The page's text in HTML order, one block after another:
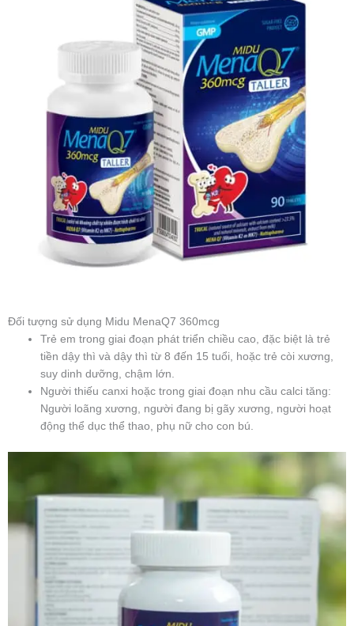
Đối tượng sử dụng Midu MenaQ7 360mcg
Trẻ em trong giai đoạn phát triển chiều cao, đặc biệt là trẻ
tiền dậy thì và dậy thì từ 8 đến 15 tuổi, hoặc trẻ còi xương,
suy dinh dưỡng, chậm lớn.
Người thiếu canxi hoặc trong giai đoạn nhu cầu calci tăng:
Người loãng xương, người đang bị gãy xương, người hoạt
động thể dục thể thao, phụ nữ cho con bú.